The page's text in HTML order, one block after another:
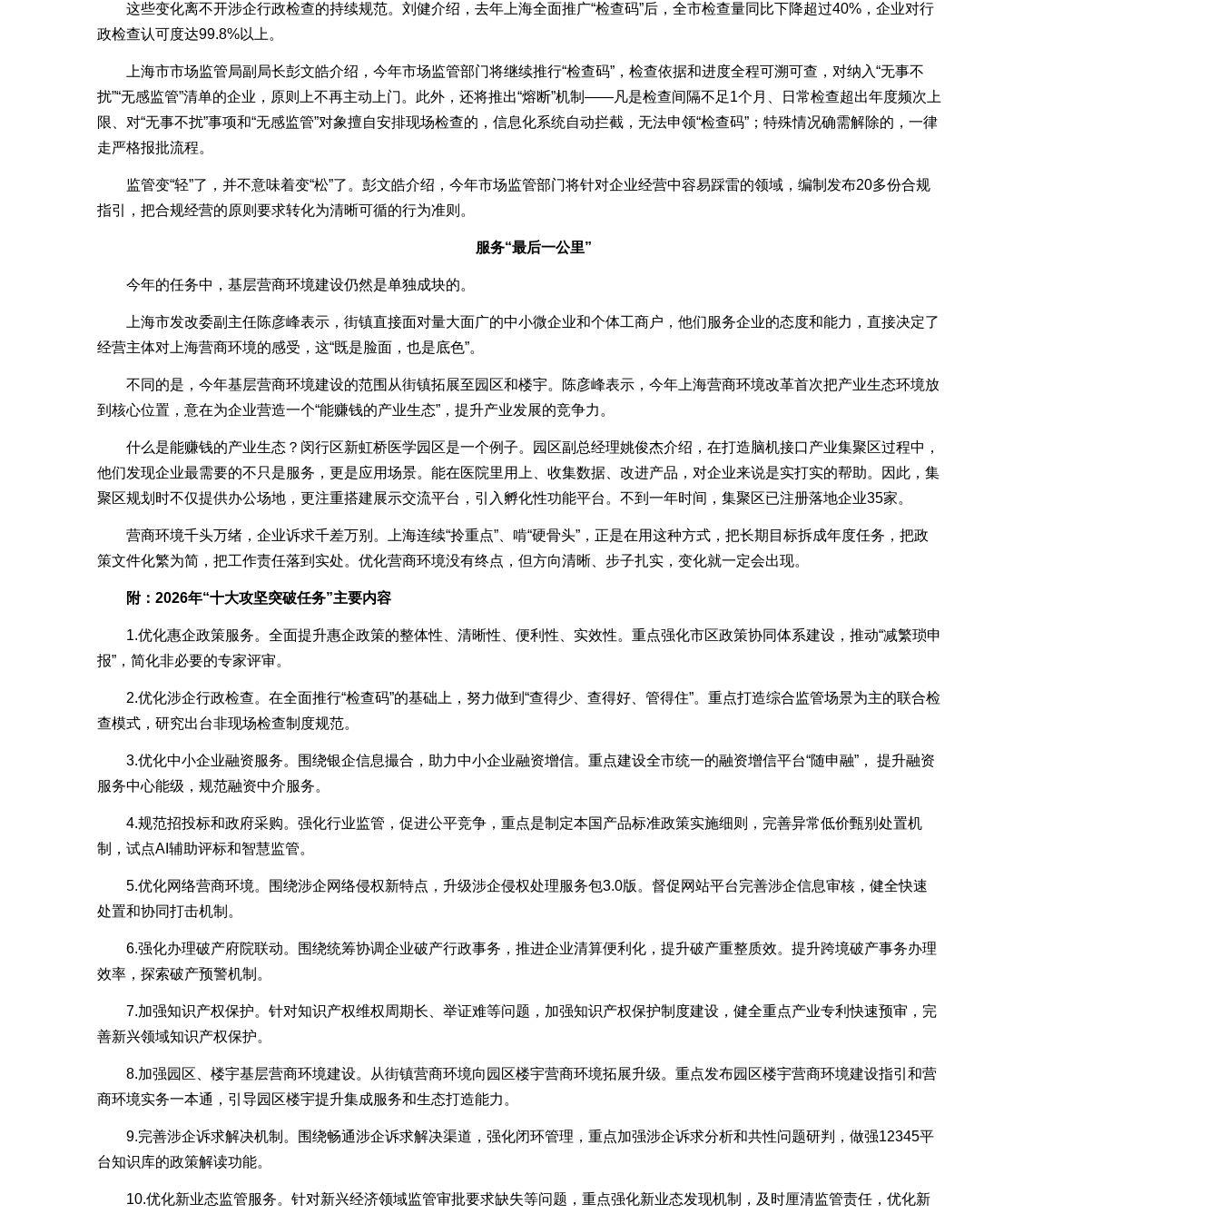
这些变化离不开涉企行政检查的持续规范。刘健介绍，去年上海全面推广“检查码”后，全市检查量同比下降超过40%，企业对行
政检查认可度达99.8%以上。
上海市市场监管局副局长彭文皓介绍，今年市场监管部门将继续推行“检查码”，检查依据和进度全程可溯可查，对纳入“无事不
扰”“无感监管”清单的企业，原则上不再主动上门。此外，还将推出“熔断”机制——凡是检查间隔不足1个月、日常检查超出年度频次上
限、对“无事不扰”事项和“无感监管”对象擅自安排现场检查的，信息化系统自动拦截，无法申领“检查码”；特殊情况确需解除的，一律
走严格报批流程。
监管变“轻”了，并不意味着变“松”了。彭文皓介绍，今年市场监管部门将针对企业经营中容易踩雷的领域，编制发布20多份合规
指引，把合规经营的原则要求转化为清晰可循的行为准则。
服务“最后一公里”
今年的任务中，基层营商环境建设仍然是单独成块的。
上海市发改委副主任陈彦峰表示，街镇直接面对量大面广的中小微企业和个体工商户，他们服务企业的态度和能力，直接决定了
经营主体对上海营商环境的感受，这“既是脸面，也是底色”。
不同的是，今年基层营商环境建设的范围从街镇拓展至园区和楼宇。陈彦峰表示，今年上海营商环境改革首次把产业生态环境放
到核心位置，意在为企业营造一个“能赚钱的产业生态”，提升产业发展的竞争力。
什么是能赚钱的产业生态？闵行区新虹桥医学园区是一个例子。园区副总经理姚俊杰介绍，在打造脑机接口产业集聚区过程中，
他们发现企业最需要的不只是服务，更是应用场景。能在医院里用上、收集数据、改进产品，对企业来说是实打实的帮助。因此，集
聚区规划时不仅提供办公场地，更注重搭建展示交流平台，引入孵化性功能平台。不到一年时间，集聚区已注册落地企业35家。
营商环境千头万绪，企业诉求千差万别。上海连续“拎重点”、啃“硬骨头”，正是在用这种方式，把长期目标拆成年度任务，把政
策文件化繁为简，把工作责任落到实处。优化营商环境没有终点，但方向清晰、步子扎实，变化就一定会出现。
附：2026年“十大攻坚突破任务”主要内容
1.优化惠企政策服务。全面提升惠企政策的整体性、清晰性、便利性、实效性。重点强化市区政策协同体系建设，推动“减繁琐申
报”，简化非必要的专家评审。
2.优化涉企行政检查。在全面推行“检查码”的基础上，努力做到“查得少、查得好、管得住”。重点打造综合监管场景为主的联合检
查模式，研究出台非现场检查制度规范。
3.优化中小企业融资服务。围绕银企信息撮合，助力中小企业融资增信。重点建设全市统一的融资增信平台“随申融”， 提升融资
服务中心能级，规范融资中介服务。
4.规范招投标和政府采购。强化行业监管，促进公平竞争，重点是制定本国产品标准政策实施细则，完善异常低价甄别处置机
制，试点AI辅助评标和智慧监管。
5.优化网络营商环境。围绕涉企网络侵权新特点，升级涉企侵权处理服务包3.0版。督促网站平台完善涉企信息审核，健全快速
处置和协同打击机制。
6.强化办理破产府院联动。围绕统筹协调企业破产行政事务，推进企业清算便利化，提升破产重整质效。提升跨境破产事务办理
效率，探索破产预警机制。
7.加强知识产权保护。针对知识产权维权周期长、举证难等问题，加强知识产权保护制度建设，健全重点产业专利快速预审，完
善新兴领域知识产权保护。
8.加强园区、楼宇基层营商环境建设。从街镇营商环境向园区楼宇营商环境拓展升级。重点发布园区楼宇营商环境建设指引和营
商环境实务一本通，引导园区楼宇提升集成服务和生态打造能力。
9.完善涉企诉求解决机制。围绕畅通涉企诉求解决渠道，强化闭环管理，重点加强涉企诉求分析和共性问题研判，做强12345平
台知识库的政策解读功能。
10.优化新业态监管服务。针对新兴经济领域监管审批要求缺失等问题，重点强化新业态发现机制，及时厘清监管责任，优化新